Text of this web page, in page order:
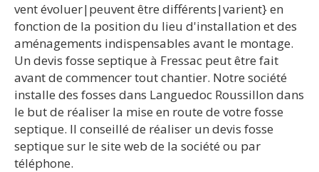
vent évoluer|peuvent être différents|varient} en
fonction de la position du lieu d'installation et des
aménagements indispensables avant le montage.
Un devis fosse septique à Fressac peut être fait
avant de commencer tout chantier. Notre société
installe des fosses dans Languedoc Roussillon dans
le but de réaliser la mise en route de votre fosse
septique. Il conseillé de réaliser un devis fosse
septique sur le site web de la société ou par
téléphone.